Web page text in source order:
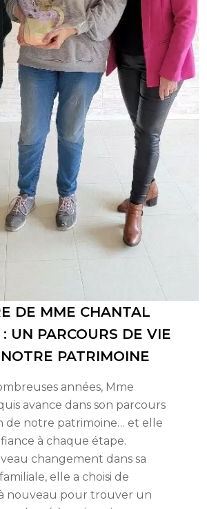
DE MME CHANTAL
UN PARCOURS DE VIE
PATRIMOINE
années, Mme
avance dans son parcours
de notre patrimoine… et elle
à chaque étape.
changement dans sa
elle a choisi de
nouveau pour trouver un